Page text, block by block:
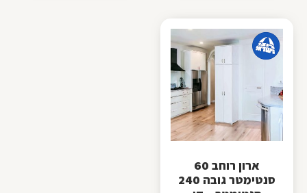
ארון רוחב 60
סנטימטר גובה 240